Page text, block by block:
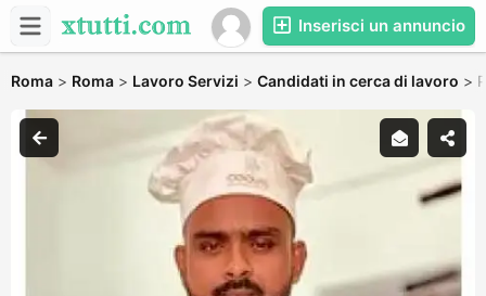
Inserisci un annuncio
Roma > Roma > Lavoro Servizi > Candidati in cerca di lavoro >